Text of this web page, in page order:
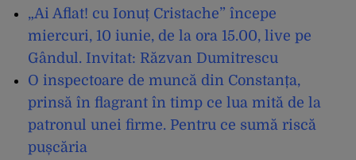
„Ai Aflat! cu Ionuț Cristache” începe
miercuri, 10 iunie, de la ora 15.00, live pe
Gândul. Invitat: Răzvan Dumitrescu
O inspectoare de muncă din Constanța,
prinsă în flagrant în timp ce lua mită de la
patronul unei firme. Pentru ce sumă riscă
pușcăria